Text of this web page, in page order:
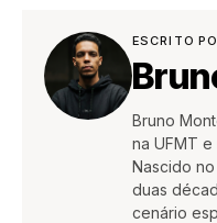
ESCRITO
Bruno
na UFMT
Nascido
duas
cenário